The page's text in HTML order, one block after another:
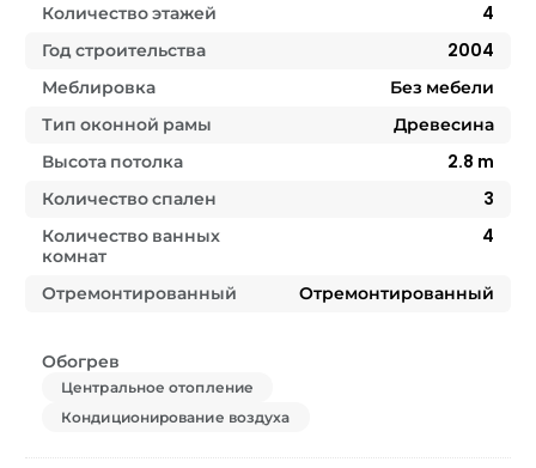
Количество этажей
4
Год строительства
2004
Меблировка
Без мебели
Тип оконной рамы
Древесина
Высота потолка
2.8 m
Количество спален
3
Количество ванных
комнат
4
Отремонтированный Отремонтированный
Обогрев
Центральное отопление
Кондиционирование воздуха